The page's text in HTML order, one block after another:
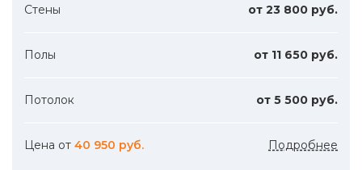
Стены от 23 800 руб.
Полы от 11 650 руб.
Потолок от 5 500 руб.
Цена от 40 950 руб. Подробнее